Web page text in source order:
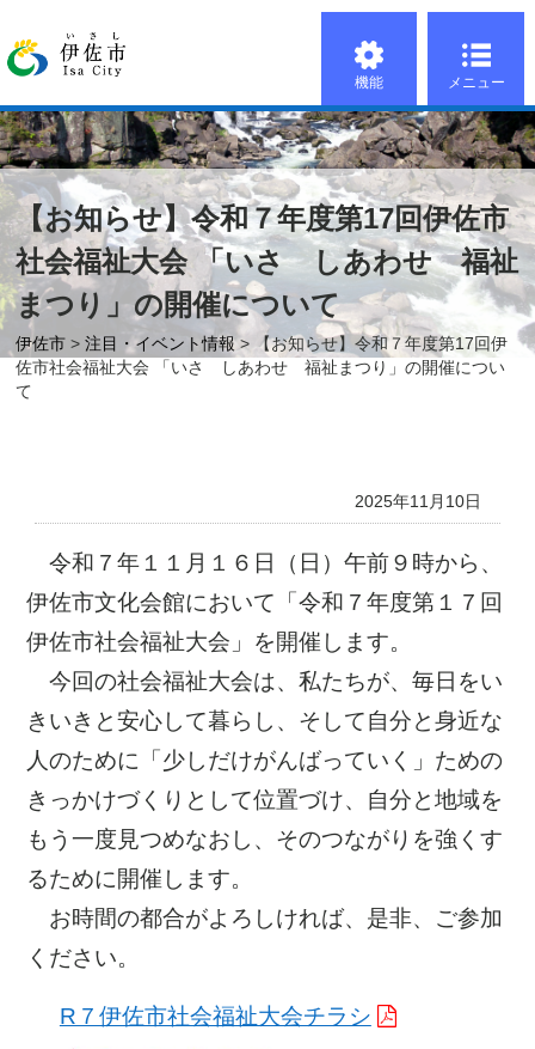
機能 メニュー
【お知らせ】令和７年度第17回伊佐市
社会福祉大会 「いさ しあわせ 福祉
まつり」の開催について
伊佐市 >注目・イベント情報> 【お知らせ】令和７年度第17回伊
佐市社会福祉大会 「いさ しあわせ 福祉まつり」の開催につい
て
2025年11月10日
令和７年１１月１６日（日）午前９時から、
伊佐市文化会館において「令和７年度第１７回
伊佐市社会福祉大会」を開催します。
今回の社会福祉大会は、私たちが、毎日をい
きいきと安心して暮らし、そして自分と身近な
人のために「少しだけがんばっていく」ための
きっかけづくりとして位置づけ、自分と地域を
もう一度見つめなおし、そのつながりを強くす
るために開催します。
お時間の都合がよろしければ、是非、ご参加
ください。
R７伊佐市社会福祉大会チラシ